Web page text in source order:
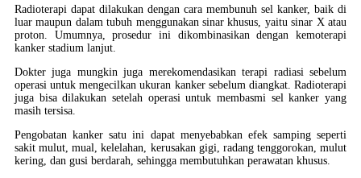
Radioterapi dapat dilakukan dengan cara membunuh sel kanker, baik di
luar maupun dalam tubuh menggunakan sinar khusus, yaitu sinar X atau
proton. Umumnya, prosedur ini dikombinasikan dengan kemoterapi
kanker stadium lanjut.
Dokter juga mungkin juga merekomendasikan terapi radiasi sebelum
operasi untuk mengecilkan ukuran kanker sebelum diangkat. Radioterapi
juga bisa dilakukan setelah operasi untuk membasmi sel kanker yang
masih tersisa.
Pengobatan kanker satu ini dapat menyebabkan efek samping seperti
sakit mulut, mual, kelelahan, kerusakan gigi, radang tenggorokan, mulut
kering, dan gusi berdarah, sehingga membutuhkan perawatan khusus.